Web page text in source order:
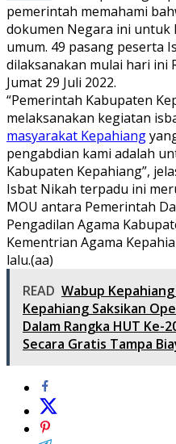
pemerintah memahami
dokumen Negara ini
umum. 49 pasang peserta
dilaksanakan mulai hari ini
Jumat 29 Juli 2022.
“Pemerintah Kabupaten
melaksanakan kegiatan
masyarakat Kepahiang
pengabdian kami adalah
Kabupaten Kepahiang”,
Isbat Nikah terpadu ini
MOU antara Pemerintah
Pengadilan Agama
Kementrian Agama
lalu.(aa)
READ Wabup
Kepahiang Saksikan
Dalam Rangka HUT Ke-
Secara Gratis Tampa